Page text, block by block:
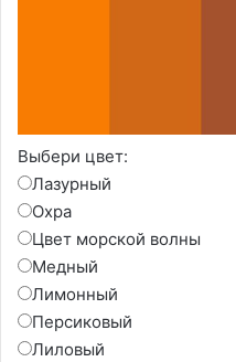
Выбери цвет:
Лазурный
Охра
Цвет морской волны
Медный
Лимонный
Персиковый
Лиловый